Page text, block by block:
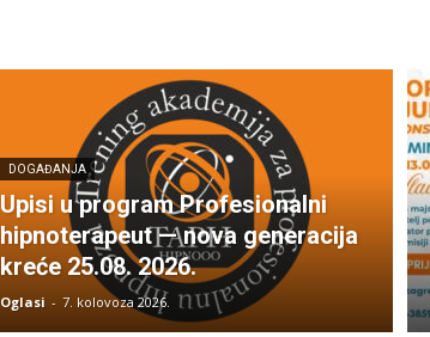
DOGAĐANJA
Upisi u program Profesionalni
hipnoterapeut — nova generacija
kreće 25.08. 2026.
Oglasi - 7. kolovoza 2026.